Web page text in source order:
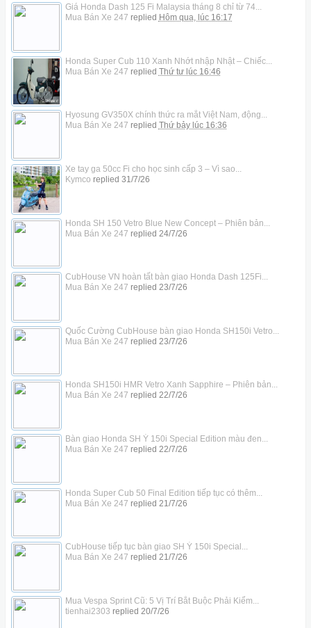
Giá Honda Dash 125 Fi Malaysia tháng 8 chỉ từ 74...
Mua Bán Xe 247 replied Hôm qua, lúc 16:17
Honda Super Cub 110 Xanh Nhớt nhập Nhật – Chiếc...
Mua Bán Xe 247 replied Thứ tư lúc 16:46
Hyosung GV350X chính thức ra mắt Việt Nam, động...
Mua Bán Xe 247 replied Thứ bảy lúc 16:36
Xe tay ga 50cc Fi cho học sinh cấp 3 – Vì sao...
Kymco replied 31/7/26
Honda SH 150 Vetro Blue New Concept – Phiên bản...
Mua Bán Xe 247 replied 24/7/26
CubHouse VN hoàn tất bàn giao Honda Dash 125Fi...
Mua Bán Xe 247 replied 23/7/26
Quốc Cường CubHouse bàn giao Honda SH150i Vetro...
Mua Bán Xe 247 replied 23/7/26
Honda SH150i HMR Vetro Xanh Sapphire – Phiên bản...
Mua Bán Xe 247 replied 22/7/26
Bàn giao Honda SH Ý 150i Special Edition màu đen...
Mua Bán Xe 247 replied 22/7/26
Honda Super Cub 50 Final Edition tiếp tục có thêm...
Mua Bán Xe 247 replied 21/7/26
CubHouse tiếp tục bàn giao SH Ý 150i Special...
Mua Bán Xe 247 replied 21/7/26
Mua Vespa Sprint Cũ: 5 Vị Trí Bắt Buộc Phải Kiểm...
tienhai2303 replied 20/7/26